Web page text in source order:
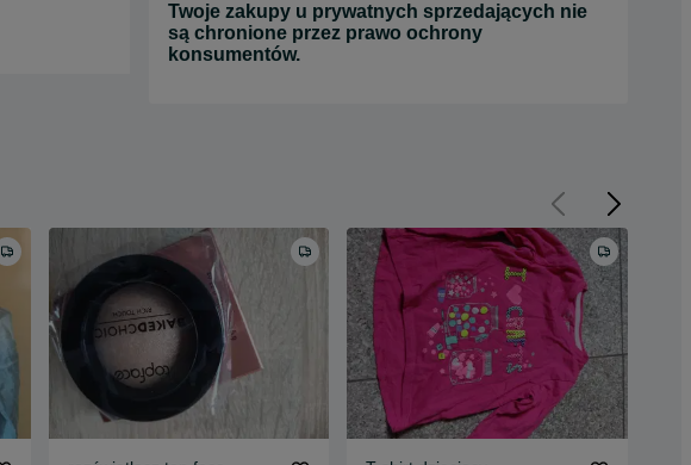
Twoje zakupy u prywatnych sprzedających nie
są chronione przez prawo ochrony
konsumentów.